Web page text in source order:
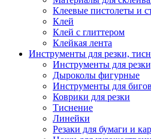
Клеевые пистолеты и
Клей
Клей с глиттером
Клейкая лента
Инструменты для резки,
Инструменты для
Дыроколы фигурные
Инструменты для
Коврики для резки
Тиснение
Линейки
Резаки для бумаги и